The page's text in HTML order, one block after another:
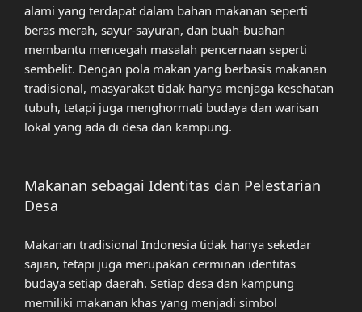
alami yang terdapat dalam bahan makanan seperti
beras merah, sayur-sayuran, dan buah-buahan
membantu mencegah masalah pencernaan seperti
sembelit. Dengan pola makan yang berbasis makanan
tradisional, masyarakat tidak hanya menjaga kesehatan
tubuh, tetapi juga menghormati budaya dan warisan
lokal yang ada di desa dan kampung.
Makanan sebagai Identitas dan Pelestarian
Desa
Makanan tradisional Indonesia tidak hanya sekedar
sajian, tetapi juga merupakan cerminan identitas
budaya setiap daerah. Setiap desa dan kampung
memiliki makanan khas yang menjadi simbol